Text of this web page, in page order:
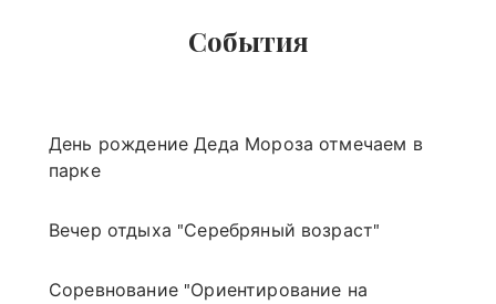
События
День рождение Деда Мороза отмечаем в
парке
Вечер отдыха "Серебряный возраст"
Соревнование "Ориентирование на